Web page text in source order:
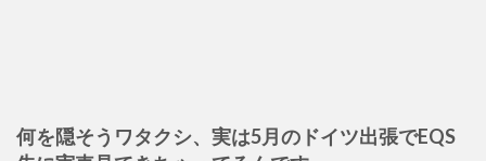
何を隠そうワタクシ、実は5月のドイツ出張でEQS